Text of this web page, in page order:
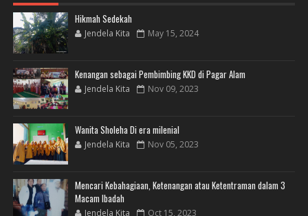
Hikmah Sedekah
Jendela Kita May 15, 2024
Kenangan sebagai Pembimbing KKD di Pagar Alam
Jendela Kita Nov 09, 2023
Wanita Sholeha Di era milenial
Jendela Kita Nov 05, 2023
Mencari Kebahagiaan, Ketenangan atau Ketentraman dalam 3
Macam Ibadah
Jendela Kita Oct 15, 2023